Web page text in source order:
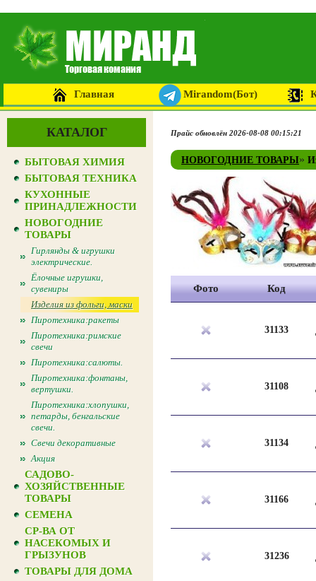
Главная Mirandom(Бот)
КАТАЛОГ
БЫТОВАЯ ХИМИЯ
БЫТОВАЯ ТЕХНИКА
КУХОННЫЕ
ПРИНАДЛЕЖНОСТИ
НОВОГОДНИЕ
ТОВАРЫ
Гирлянды & игрушки
электрические.
Ёлочные игрушки,
сувениры
Изделия из фольги, маски
Пиротехника:ракеты
Пиротехника:римские
свечи
Пиротехника:салюты.
Пиротехника:фонтаны,
вертушки.
Пиротехника:хлопушки,
петарды, бенгальские
свечи.
Свечи декоративные
Акция
САДОВО-
ХОЗЯЙСТВЕННЫЕ
ТОВАРЫ
СЕМЕНА
СР-ВА ОТ
НАСЕКОМЫХ И
ГРЫЗУНОВ
ТОВАРЫ ДЛЯ ДОМА
Прайс обновлён 2026-08-08 00:15:21
НОВОГОДНИЕ ТОВАРЫ»
Фото Код
31133
31108
31134
31166
31236